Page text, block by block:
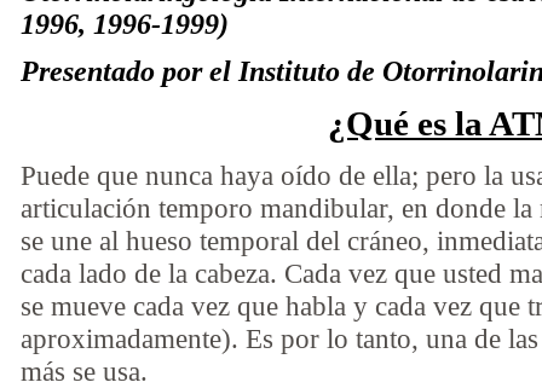
1996, 1996-1999)
Presentado por el Instituto de
¿Qué es la
Puede que nunca haya oído de ella; pero la
articulación temporo mandibular, en donde la
se une al hueso temporal del cráneo,
cada lado de la cabeza. Cada vez que usted
se mueve cada vez que habla y cada vez que
aproximadamente). Es por lo tanto, una de
más se usa.